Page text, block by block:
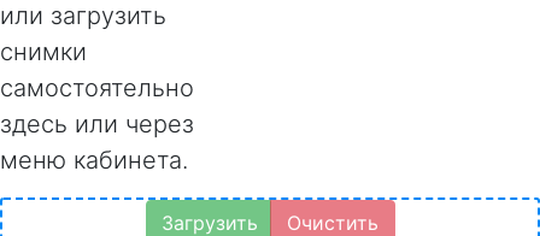
или загрузить
снимки
самостоятельно
здесь или через
меню кабинета.
Загрузить Очистить